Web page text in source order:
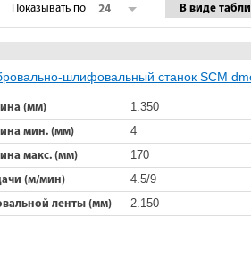
В виде
Показывать по 24
шлифовальный станок SCM
(мм) 1.350
мин. (мм) 4
макс. (мм) 170
(м/мин) 4.5/9
ленты (мм) 2.150